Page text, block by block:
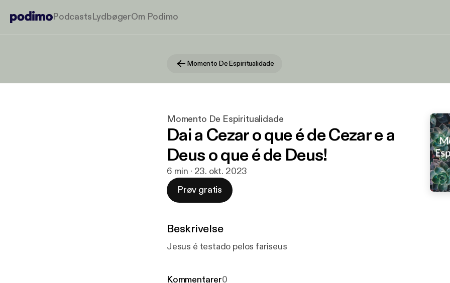
PodcastsLydbøgerOm Podimo
Momento De Espiritualidade
Momento De Espiritualidade
Dai a Cezar o que é de Cezar e a
Deus o que é de Deus!
6 min · 23. okt. 2023
Prøv gratis
Beskrivelse
Jesus é testado pelos fariseus
Kommentarer0